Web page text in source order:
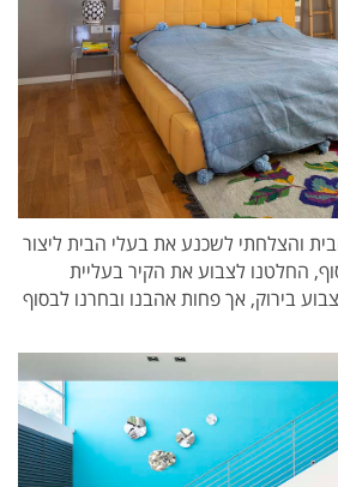
והצלחתי לשכנע את בעלי הבית ליצור
החלטנו לצבוע את הקיר בעליית
בירוק, אך פחות אהבנו ובחרנו לבסוף